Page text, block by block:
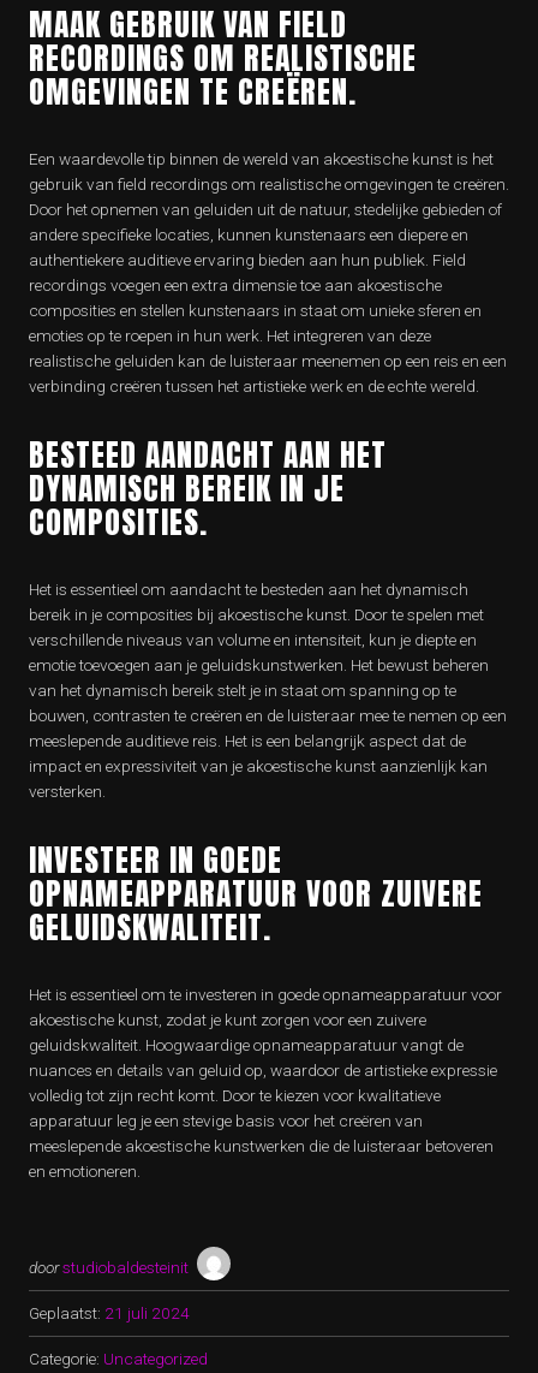
MAAK GEBRUIK VAN FIELD
RECORDINGS OM REALISTISCHE
OMGEVINGEN TE CREËREN.
Een waardevolle tip binnen de wereld van akoestische kunst is het
gebruik van field recordings om realistische omgevingen te creëren.
Door het opnemen van geluiden uit de natuur, stedelijke gebieden of
andere specifieke locaties, kunnen kunstenaars een diepere en
authentiekere auditieve ervaring bieden aan hun publiek. Field
recordings voegen een extra dimensie toe aan akoestische
composities en stellen kunstenaars in staat om unieke sferen en
emoties op te roepen in hun werk. Het integreren van deze
realistische geluiden kan de luisteraar meenemen op een reis en een
verbinding creëren tussen het artistieke werk en de echte wereld.
BESTEED AANDACHT AAN HET
DYNAMISCH BEREIK IN JE
COMPOSITIES.
Het is essentieel om aandacht te besteden aan het dynamisch
bereik in je composities bij akoestische kunst. Door te spelen met
verschillende niveaus van volume en intensiteit, kun je diepte en
emotie toevoegen aan je geluidskunstwerken. Het bewust beheren
van het dynamisch bereik stelt je in staat om spanning op te
bouwen, contrasten te creëren en de luisteraar mee te nemen op een
meeslepende auditieve reis. Het is een belangrijk aspect dat de
impact en expressiviteit van je akoestische kunst aanzienlijk kan
versterken.
INVESTEER IN GOEDE
OPNAMEAPPARATUUR VOOR ZUIVERE
GELUIDSKWALITEIT.
Het is essentieel om te investeren in goede opnameapparatuur voor
akoestische kunst, zodat je kunt zorgen voor een zuivere
geluidskwaliteit. Hoogwaardige opnameapparatuur vangt de
nuances en details van geluid op, waardoor de artistieke expressie
volledig tot zijn recht komt. Door te kiezen voor kwalitatieve
apparatuur leg je een stevige basis voor het creëren van
meeslepende akoestische kunstwerken die de luisteraar betoveren
en emotioneren.
doorstudiobaldesteinit
Geplaatst: 21 juli 2024
Categorie: Uncategorized